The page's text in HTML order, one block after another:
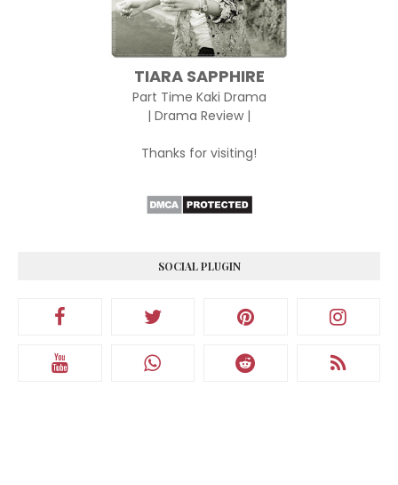
TIARA SAPPHIRE
Part Time Kaki Drama
| Drama Review |
Thanks for visiting!
SOCIAL PLUGIN